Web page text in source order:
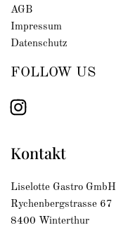
AGB
Impressum
Datenschutz
FOLLOW US
Instagram
Kontakt
Liselotte Gastro GmbH
Rychenbergstrasse 67
8400 Winterthur